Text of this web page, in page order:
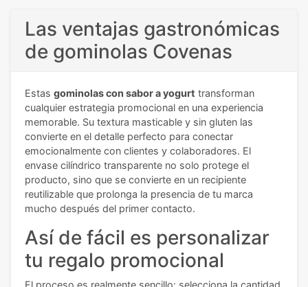
Las ventajas gastronómicas
de gominolas Covenas
Estas gominolas con sabor a yogurt transforman
cualquier estrategia promocional en una experiencia
memorable. Su textura masticable y sin gluten las
convierte en el detalle perfecto para conectar
emocionalmente con clientes y colaboradores. El
envase cilíndrico transparente no solo protege el
producto, sino que se convierte en un recipiente
reutilizable que prolonga la presencia de tu marca
mucho después del primer contacto.
Así de fácil es personalizar
tu regalo promocional
El proceso es realmente sencillo: selecciona la cantidad